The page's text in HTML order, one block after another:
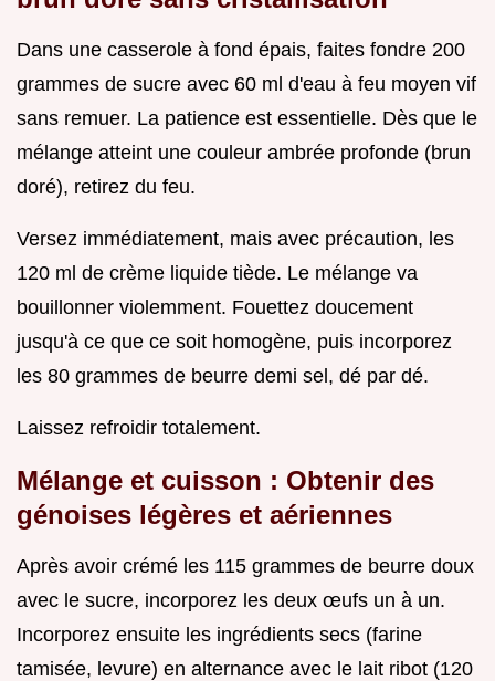
Dans une casserole à fond épais, faites fondre 200
grammes de sucre avec 60 ml d'eau à feu moyen vif
sans remuer. La patience est essentielle. Dès que le
mélange atteint une couleur ambrée profonde (brun
doré), retirez du feu.
Versez immédiatement, mais avec précaution, les
120 ml de crème liquide tiède. Le mélange va
bouillonner violemment. Fouettez doucement
jusqu'à ce que ce soit homogène, puis incorporez
les 80 grammes de beurre demi sel, dé par dé.
Laissez refroidir totalement.
Mélange et cuisson : Obtenir des
génoises légères et aériennes
Après avoir crémé les 115 grammes de beurre doux
avec le sucre, incorporez les deux œufs un à un.
Incorporez ensuite les ingrédients secs (farine
tamisée, levure) en alternance avec le lait ribot (120